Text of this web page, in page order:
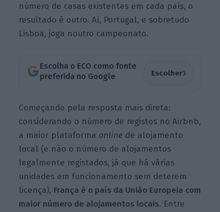
número de casas existentes em cada país, o
resultado é outro. Aí, Portugal, e sobretudo
Lisboa, joga noutro campeonato.
Escolha o ECO como fonte
preferida no Google
Escolher›
Começando pela resposta mais direta:
considerando o número de registos no Airbnb,
a maior plataforma online de alojamento
local (e não o número de alojamentos
legalmente registados, já que há várias
unidades em funcionamento sem deterem
licença), França é o país da União Europeia com
maior número de alojamentos locais. Entre